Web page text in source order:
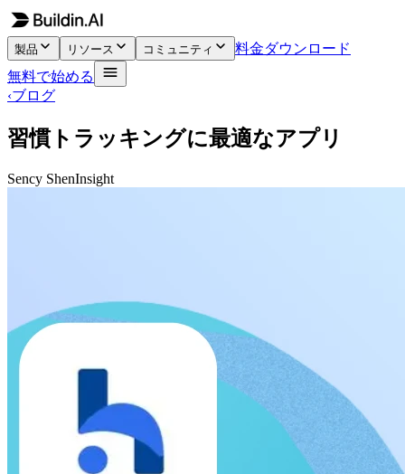
製品 リソース コミュニティ 料金ダウンロード
無料で始める
‹ブログ
習慣トラッキングに最適なアプリ
Sency ShenInsight